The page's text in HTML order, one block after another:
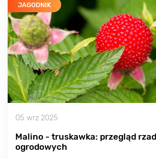
JAGODNIK
05 wrz 2025
Malino - truskawka: przegląd
ogrodowych